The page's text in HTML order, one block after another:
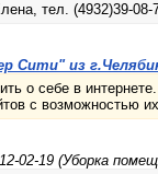
тел. (4932)39-
Сити" из
о себе в интернете.
с возможностью
02-19 (Уборка